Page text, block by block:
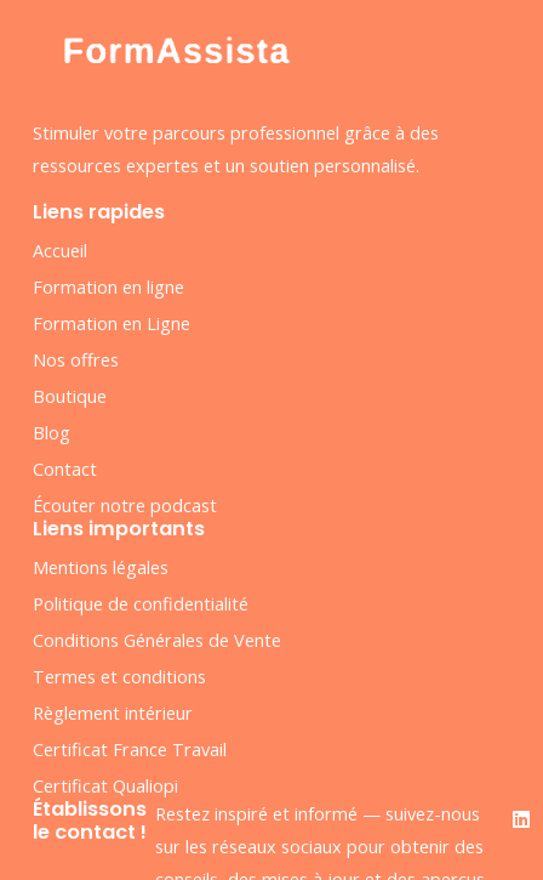
Stimuler votre parcours professionnel grâce à des
ressources expertes et un soutien personnalisé.
Liens rapides
Accueil
Formation en ligne
Formation en Ligne
Nos offres
Boutique
Blog
Contact
Écouter notre podcast
Liens importants
Mentions légales
Politique de confidentialité
Conditions Générales de Vente
Termes et conditions
Règlement intérieur
Certificat France Travail
Certificat Qualiopi
Établissons
le contact !
Restez inspiré et informé — suivez-nous
sur les réseaux sociaux pour obtenir des
F
a
L
i